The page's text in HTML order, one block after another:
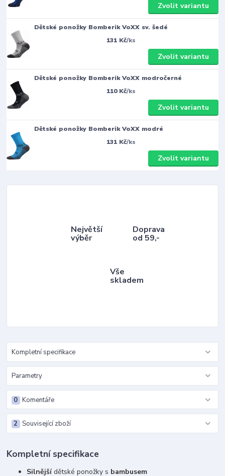
Zvolit variantu
Dětské ponožky Bomberik VoXX sv. šedé
131 Kč/ks
Zvolit variantu
Dětské ponožky Bomberik VoXX modročerné
110 Kč/ks
Zvolit variantu
Dětské ponožky Bomberik VoXX modré
131 Kč/ks
Zvolit variantu
Největší
výběr
Doprava
od 59,-
Vše
skladem
Kompletní specifikace
Parametry
Komentáře
0
Související zboží
2
Kompletní specifikace
Silnějšídětské ponožky s bambusem